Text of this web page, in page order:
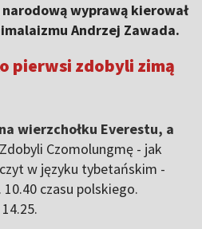
wyprawą kierował
Andrzej Zawada.
pierwsi zdobyli zimą
wierzchołku Everestu, a
Czomolungmę - jak
w języku tybetańskim -
czasu polskiego.